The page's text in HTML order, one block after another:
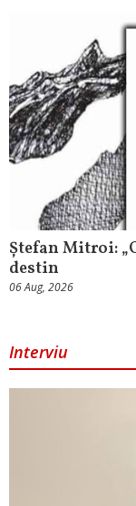
Ștefan Mitroi:
destin
06 Aug, 2026
Interviu